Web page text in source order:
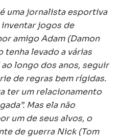
uma jornalista esportiva
inventar jogos de
amigo Adam (Damon
tenha levado a várias
longo dos anos, seguir
de regras bem rígidas.
ter um relacionamento
Mas ela não
um de seus alvos, o
de guerra Nick (Tom